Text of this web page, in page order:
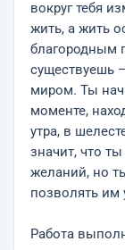
вокруг тебя
жить, а жить
благородным
существуешь
миром. Ты
моменте,
утра, в
значит, что
желаний, но
позволять им
Работа